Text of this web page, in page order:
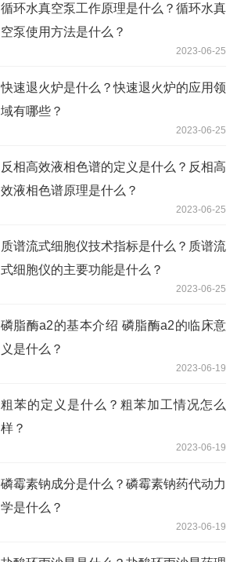
循环水真空泵工作原理是什么？循环水真
空泵使用方法是什么？
2023-06-25
快速退火炉是什么？快速退火炉的应用领
域有哪些？
2023-06-25
反相高效液相色谱的定义是什么？反相高
效液相色谱原理是什么？
2023-06-25
质谱流式细胞仪技术指标是什么？质谱流
式细胞仪的主要功能是什么？
2023-06-25
磷脂酶a2的基本介绍 磷脂酶a2的临床意
义是什么？
2023-06-19
粗苯的定义是什么？粗苯加工情况怎么
样？
2023-06-19
磷霉素钠成分是什么？磷霉素钠药代动力
学是什么？
2023-06-19